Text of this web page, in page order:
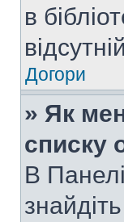
в
Догори
» Як
списку
В